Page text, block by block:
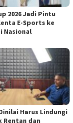
2026 Jadi Pintu
E-Sports ke
Nasional
Dinilai Harus Lindungi
Rentan dan